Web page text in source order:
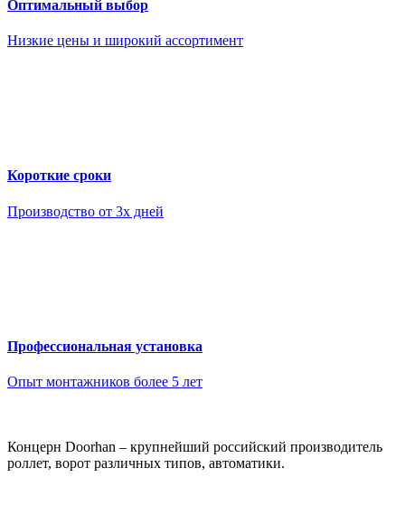
Оптимальный выбор
Низкие цены и широкий ассортимент
Короткие сроки
Производство от 3х дней
Профессиональная установка
Опыт монтажников более 5 лет
Концерн Doorhan – крупнейший российский производитель
роллет, ворот различных типов, автоматики.